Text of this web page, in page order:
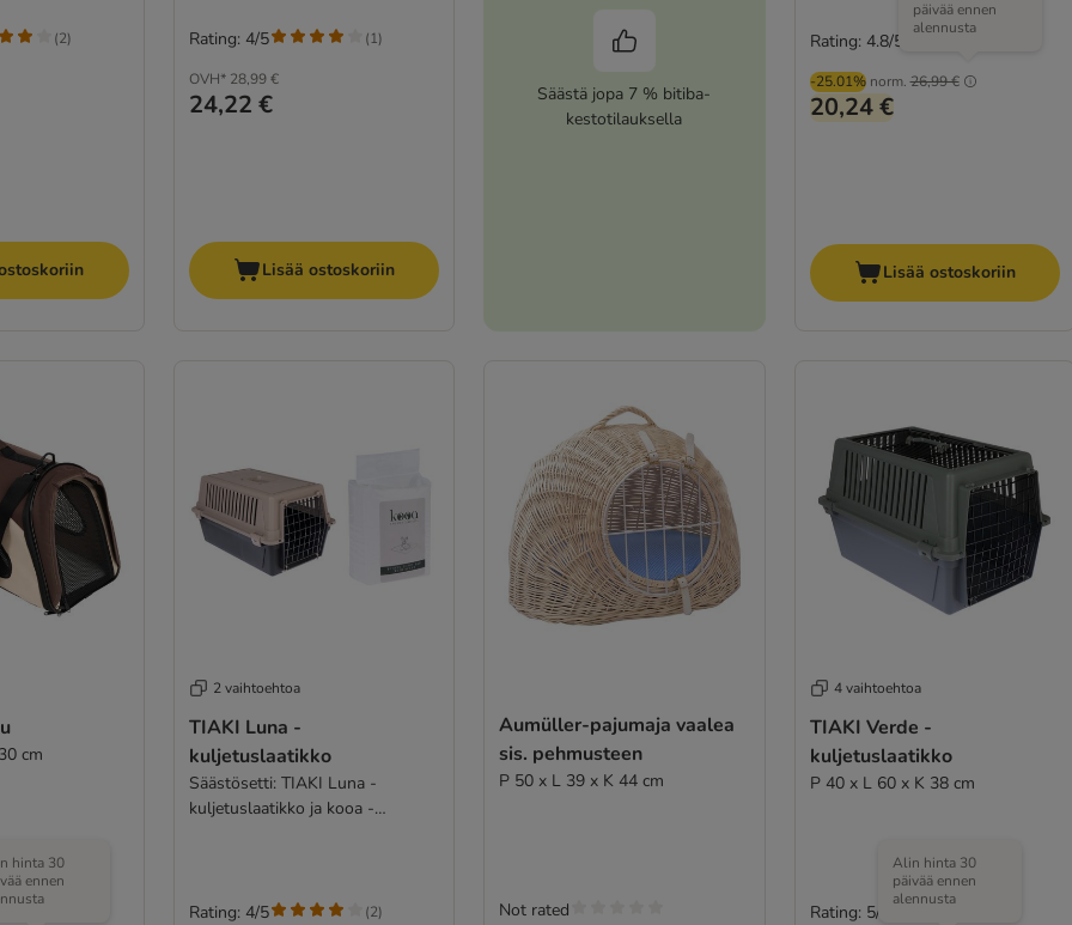
(2)
OVH* 28,99 €
24,22 €
Rating: 4/5 (1)
Lisää ostoskoriin
Säästä jopa 7 % bitiba-
kestotilauksella
-25.01% norm. 26,99 €
päivää ennen
alennusta
20,24 €
Rating: 4.8/5
Lisää ostoskoriin
cm
hinta 30
ennen
2 vaihtoehtoa
TIAKI Luna -
kuljetuslaatikko
Säästösetti: TIAKI Luna -
kuljetuslaatikko ja kooa -
Rating: 4/5 (2)
Aumüller-pajumaja vaalea
sis. pehmusteen
P 50 x L 39 x K 44 cm
Not rated
4 vaihtoehtoa
TIAKI Verde -
kuljetuslaatikko
P 40 x L 60 x K 38 cm
Alin hinta 30
päivää ennen
alennusta
Rating: 5/5